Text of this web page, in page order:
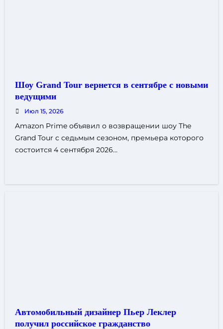
Шоу Grand Tour вернется в сентябре с новыми
ведущими
Июл 15, 2026
Amazon Prime объявил о возвращении шоу The
Grand Tour с седьмым сезоном, премьера которого
состоится 4 сентября 2026…
Автомобильный дизайнер Пьер Леклер
получил российское гражданство